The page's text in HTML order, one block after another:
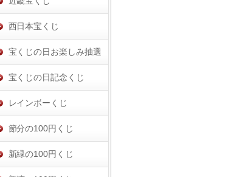
西日本宝くじ
宝くじの日お楽しみ抽選
宝くじの日記念くじ
レインボーくじ
節分の100円くじ
新緑の100円くじ